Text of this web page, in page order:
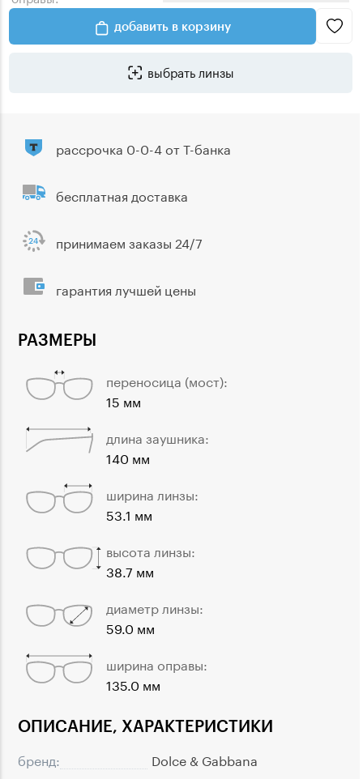
добавить в корзину
выбрать линзы
ОПИСАНИЕ, ХАРАКТЕРИСТИКИ
бренд:
Dolce & Gabbana
РАЗМЕРЫ
переносица (мост):
15 мм
длина заушника:
140 мм
ширина линзы:
53.1 мм
высота линзы:
38.7 мм
диаметр линзы:
59.0 мм
ширина оправы:
135.0 мм
рассрочка 0-0-4 от Т-банка
бесплатная доставка
принимаем заказы 24/7
гарантия лучшей цены